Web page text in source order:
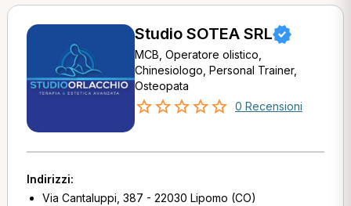
Studio SOTEA SRL
MCB, Operatore olistico,
Chinesiologo, Personal Trainer,
Osteopata
0 Recensioni
Indirizzi:
Via Cantaluppi, 387 - 22030 Lipomo (CO)